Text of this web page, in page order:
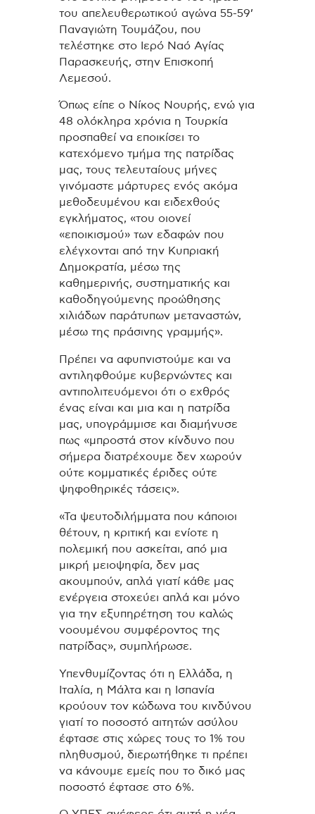
του απελευθερωτικού αγώνα 55-59’
Παναγιώτη Τουμάζου, που
τελέστηκε στο Ιερό Ναό Αγίας
Παρασκευής, στην Επισκοπή
Λεμεσού.
Όπως είπε ο Νίκος Νουρής, ενώ για
48 ολόκληρα χρόνια η Τουρκία
προσπαθεί να εποικίσει το
κατεχόμενο τμήμα της πατρίδας
μας, τους τελευταίους μήνες
γινόμαστε μάρτυρες ενός ακόμα
μεθοδευμένου και ειδεχθούς
εγκλήματος, «του οιονεί
«εποικισμού» των εδαφών που
ελέγχονται από την Κυπριακή
Δημοκρατία, μέσω της
καθημερινής, συστηματικής και
καθοδηγούμενης προώθησης
χιλιάδων παράτυπων μεταναστών,
μέσω της πράσινης γραμμής».
Πρέπει να αφυπνιστούμε και να
αντιληφθούμε κυβερνώντες και
αντιπολιτευόμενοι ότι ο εχθρός
ένας είναι και μια και η πατρίδα
μας, υπογράμμισε και διαμήνυσε
πως «μπροστά στον κίνδυνο που
σήμερα διατρέχουμε δεν χωρούν
ούτε κομματικές έριδες ούτε
ψηφοθηρικές τάσεις».
«Τα ψευτοδιλήμματα που κάποιοι
θέτουν, η κριτική και ενίοτε η
πολεμική που ασκείται, από μια
μικρή μειοψηφία, δεν μας
ακουμπούν, απλά γιατί κάθε μας
ενέργεια στοχεύει απλά και μόνο
για την εξυπηρέτηση του καλώς
νοουμένου συμφέροντος της
πατρίδας», συμπλήρωσε.
Υπενθυμίζοντας ότι η Ελλάδα, η
Ιταλία, η Μάλτα και η Ισπανία
κρούουν τον κώδωνα του κινδύνου
γιατί το ποσοστό αιτητών ασύλου
έφτασε στις χώρες τους το 1% του
πληθυσμού, διερωτήθηκε τι πρέπει
να κάνουμε εμείς που το δικό μας
ποσοστό έφτασε στο 6%.